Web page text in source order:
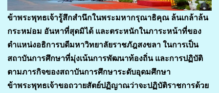
ข้าพระพุทธเจ้ารู้สึกสำนึกในพระมหากรุณาธิคุณ ล้นเกล้าล้น
กระหม่อม อันหาที่สุดมิได้ และตระหนักในภาระหน้าที่ของ
ตำแหน่งอธิการบดีมหาวิทยาลัยราชภัฎสงขลา ในการเป็น
สถาบันการศึกษาที่มุ่งเน้นการพัฒนาท้องถิ่น และการปฏิบัติ
ตามภารกิจของสถาบันการศึกษาระดับอุดมศึกษา
ข้าพระพุทธเจ้าขอถวายสัตย์ปฏิญาณว่าจะปฏิบัติราชการด้วย